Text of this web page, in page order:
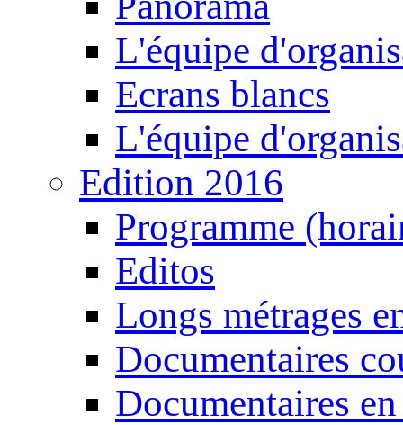
L'équipe
Ecrans blancs
L'équipe
Edition 2016
Programme
Editos
Longs métrages
Documentaires
Documentaires